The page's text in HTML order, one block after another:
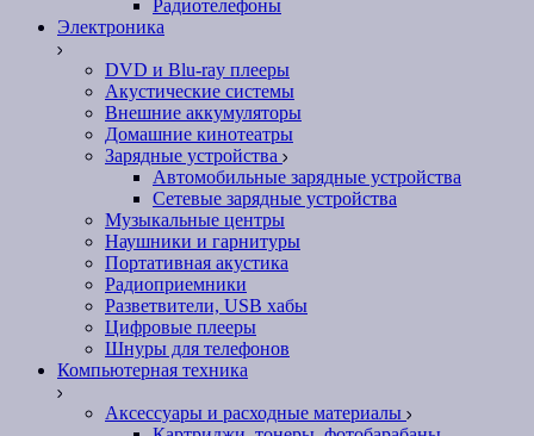
Радиотелефоны
Электроника
DVD и Blu-ray плееры
Акустические системы
Внешние аккумуляторы
Домашние кинотеатры
Зарядные устройства
Автомобильные зарядные устройства
Сетевые зарядные устройства
Музыкальные центры
Наушники и гарнитуры
Портативная акустика
Радиоприемники
Разветвители, USB хабы
Цифровые плееры
Шнуры для телефонов
Компьютерная техника
Аксессуары и расходные материалы